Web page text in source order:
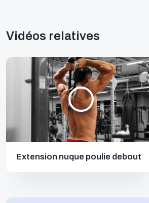
Vidéos relatives
Extension nuque poulie debout